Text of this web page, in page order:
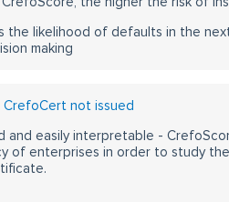
the likelihood of defaults in the
making
CrefoCert not issued
and easily interpretable -
of enterprises in order to study